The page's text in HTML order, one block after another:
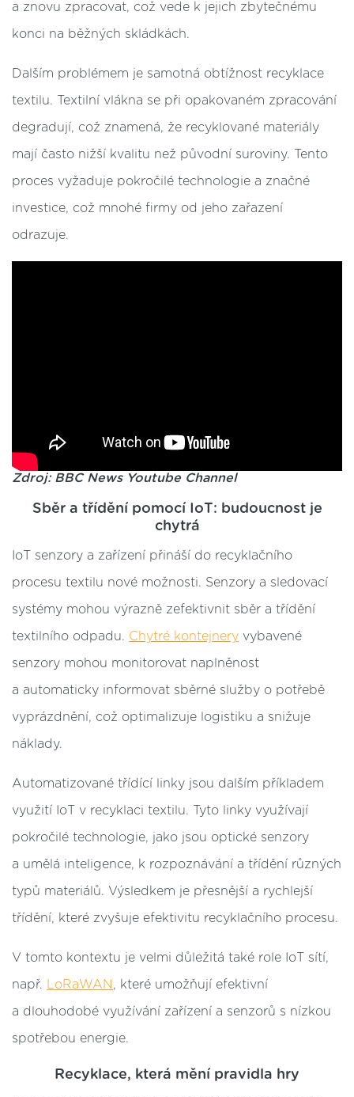
a znovu zpracovat, což vede k jejich zbytečnému
konci na běžných skládkách.
Dalším problémem je samotná obtížnost recyklace
textilu. Textilní vlákna se při opakovaném zpracování
degradují, což znamená, že recyklované materiály
mají často nižší kvalitu než původní suroviny. Tento
proces vyžaduje pokročilé technologie a značné
investice, což mnohé firmy od jeho zařazení
odrazuje.
Zdroj: BBC News Youtube Channel
Sběr a třídění pomocí IoT: budoucnost je
chytrá
IoT senzory a zařízení přináší do recyklačního
procesu textilu nové možnosti. Senzory a sledovací
systémy mohou výrazně zefektivnit sběr a třídění
textilního odpadu. Chytré kontejnery vybavené
senzory mohou monitorovat naplněnost
a automaticky informovat sběrné služby o potřebě
vyprázdnění, což optimalizuje logistiku a snižuje
náklady.
Automatizované třídící linky jsou dalším příkladem
využití IoT v recyklaci textilu. Tyto linky využívají
pokročilé technologie, jako jsou optické senzory
a umělá inteligence, k rozpoznávání a třídění různých
typů materiálů. Výsledkem je přesnější a rychlejší
třídění, které zvyšuje efektivitu recyklačního procesu.
V tomto kontextu je velmi důležitá také role IoT sítí,
např. LoRaWAN, které umožňují efektivní
a dlouhodobé využívání zařízení a senzorů s nízkou
spotřebou energie.
Recyklace, která mění pravidla hry